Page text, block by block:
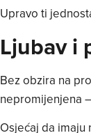
Upravo ti
Ljubav i
Bez obzira na
nepromijenjena
Osjećaj da